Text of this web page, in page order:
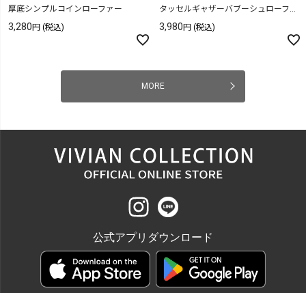
厚底シンプルコインローファー
3,280 (税込) 3,980 (税込)
MORE
公式アプリダウンロード